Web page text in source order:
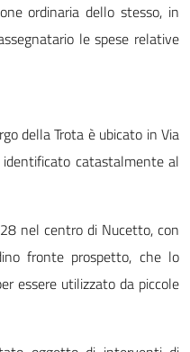
ordinaria dello stesso, in
le spese relative
della Trota è ubicato in Via
catastalmente al
nel centro di Nucetto, con
fronte prospetto, che lo
essere utilizzato da piccole